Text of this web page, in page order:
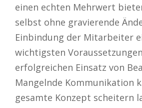
einen echten Mehrwert
selbst ohne gravierende
Einbindung der Mitarbeiter
wichtigsten
erfolgreichen Einsatz von
Mangelnde Kommunikation
gesamte Konzept scheitern